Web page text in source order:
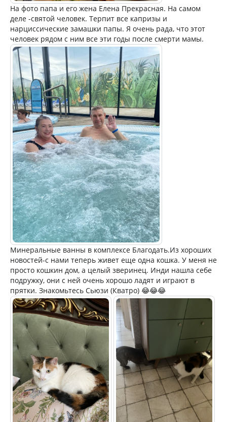
На фото папа и его жена Елена Прекрасная. На самом
деле -святой человек. Терпит все капризы и
нарциссические замашки папы. Я очень рада, что этот
человек рядом с ним все эти годы после смерти мамы.
Минеральные ванны в комплексе Благодать.Из хороших
новостей-с нами теперь живет еще одна кошка. У меня не
просто кошкин дом, а целый зверинец. Инди нашла себе
подружку, они с ней очень хорошо ладят и играют в
прятки. Знакомьтесь Сьюзи (Кватро) 😂😂😂